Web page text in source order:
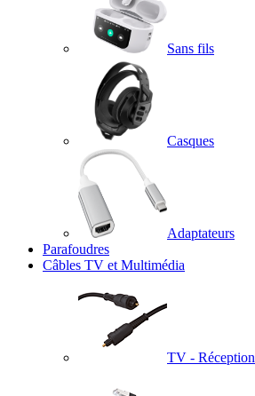
Sans fils
Casques
Adaptateurs
Parafoudres
Câbles TV et Multimédia
TV - Réception